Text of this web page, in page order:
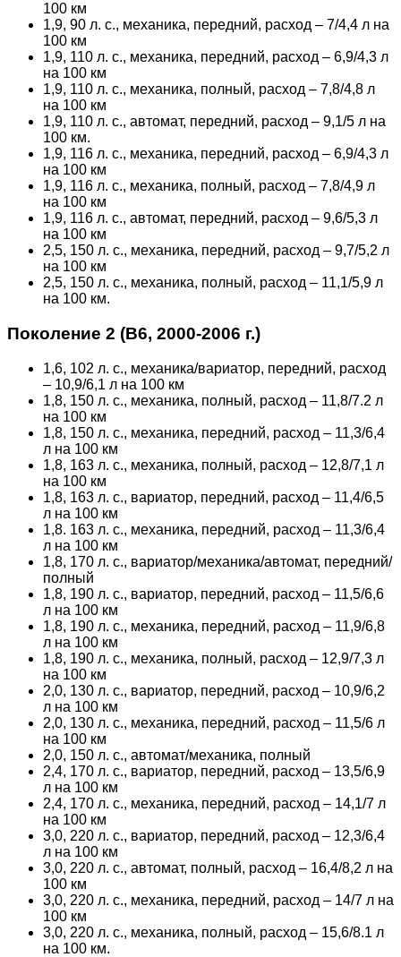
100 км
1,9, 90 л. с., механика, передний, расход – 7/4,4 л на
100 км
1,9, 110 л. с., механика, передний, расход – 6,9/4,3 л
на 100 км
1,9, 110 л. с., механика, полный, расход – 7,8/4,8 л
на 100 км
1,9, 110 л. с., автомат, передний, расход – 9,1/5 л на
100 км.
1,9, 116 л. с., механика, передний, расход – 6,9/4,3 л
на 100 км
1,9, 116 л. с., механика, полный, расход – 7,8/4,9 л
на 100 км
1,9, 116 л. с., автомат, передний, расход – 9,6/5,3 л
на 100 км
2,5, 150 л. с., механика, передний, расход – 9,7/5,2 л
на 100 км
2,5, 150 л. с., механика, полный, расход – 11,1/5,9 л
на 100 км.
Поколение 2 (В6, 2000-2006 г.)
1,6, 102 л. с., механика/вариатор, передний, расход
– 10,9/6,1 л на 100 км
1,8, 150 л. с., механика, полный, расход – 11,8/7.2 л
на 100 км
1,8, 150 л. с., механика, передний, расход – 11,3/6,4
л на 100 км
1,8, 163 л. с., механика, полный, расход – 12,8/7,1 л
на 100 км
1,8, 163 л. с., вариатор, передний, расход – 11,4/6,5
л на 100 км
1,8. 163 л. с., механика, передний, расход – 11,3/6,4
л на 100 км
1,8, 170 л. с., вариатор/механика/автомат, передний/
полный
1,8, 190 л. с., вариатор, передний, расход – 11,5/6,6
л на 100 км
1,8, 190 л. с., механика, передний, расход – 11,9/6,8
л на 100 км
1,8, 190 л. с., механика, полный, расход – 12,9/7,3 л
на 100 км
2,0, 130 л. с., вариатор, передний, расход – 10,9/6,2
л на 100 км
2,0, 130 л. с., механика, передний, расход – 11,5/6 л
на 100 км
2,0, 150 л. с., автомат/механика, полный
2,4, 170 л. с., вариатор, передний, расход – 13,5/6,9
л на 100 км
2,4, 170 л. с., механика, передний, расход – 14,1/7 л
на 100 км
3,0, 220 л. с., вариатор, передний, расход – 12,3/6,4
л на 100 км
3,0, 220 л. с., автомат, полный, расход – 16,4/8,2 л на
100 км
3,0, 220 л. с., механика, передний, расход – 14/7 л на
100 км
3,0, 220 л. с., механика, полный, расход – 15,6/8.1 л
на 100 км.